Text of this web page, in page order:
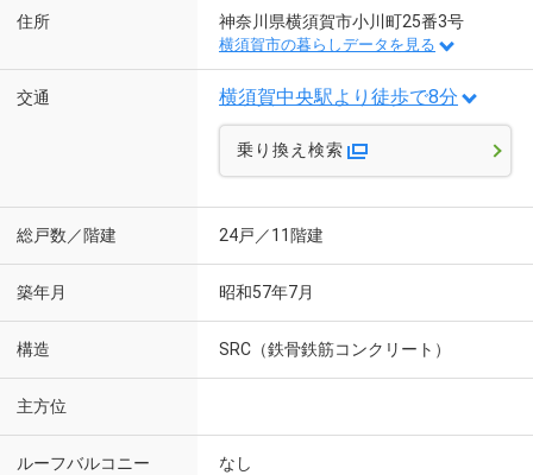
住所 神奈川県横須賀市小川町25番3号
横須賀市の暮らしデータを見る
交通 横須賀中央駅より徒歩で8分
乗り換え検索
総戸数／階建 24戸／11階建
築年月 昭和57年7月
構造 SRC（鉄骨鉄筋コンクリート）
主方位
ルーフバルコニー なし